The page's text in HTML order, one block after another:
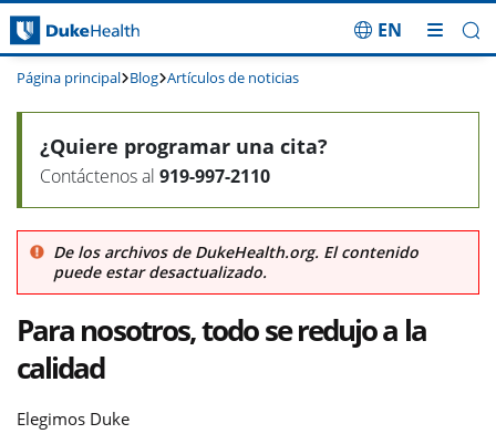
Saltar navegación
EN
Página principal Blog Artículos de noticias
De los archivos de DukeHealth.org. El contenido
puede estar desactualizado.
Para nosotros, todo se redujo a la
calidad
Elegimos Duke
¿Quiere programar una cita?
Contáctenos al 919-997-2110